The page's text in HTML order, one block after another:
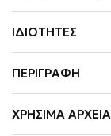
ΙΔΙΌΤΗΤΕΣ
ΠΕΡΙΓΡΑΦΉ
ΧΡΉΣΙΜΑ ΑΡΧΕΊΑ